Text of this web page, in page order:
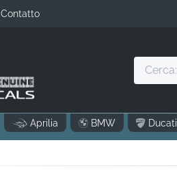
Contatto
Cerca:
n.
Oppure
Aprilia BMW Ducati